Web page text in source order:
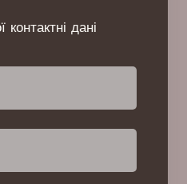
дані